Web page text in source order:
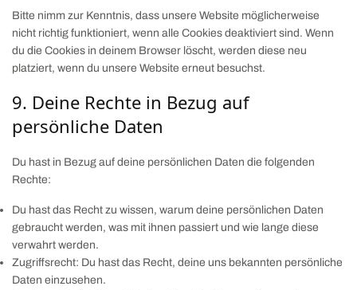
Bitte nimm zur Kenntnis, dass unsere Website möglicherweise
nicht richtig funktioniert, wenn alle Cookies deaktiviert sind. Wenn
du die Cookies in deinem Browser löscht, werden diese neu
platziert, wenn du unsere Website erneut besuchst.
9. Deine Rechte in Bezug auf
persönliche Daten
Du hast in Bezug auf deine persönlichen Daten die folgenden
Rechte:
Du hast das Recht zu wissen, warum deine persönlichen Daten
gebraucht werden, was mit ihnen passiert und wie lange diese
verwahrt werden.
Zugriffsrecht: Du hast das Recht, deine uns bekannten persönliche
Daten einzusehen.